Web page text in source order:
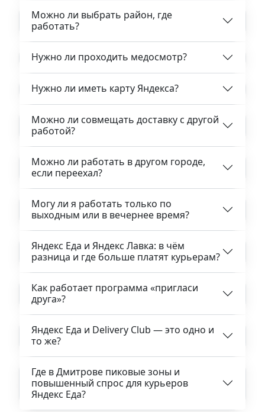
Можно ли выбрать район, где
работать?
Нужно ли проходить медосмотр?
Нужно ли иметь карту Яндекса?
Можно ли совмещать доставку с другой
работой?
Можно ли работать в другом городе,
если переехал?
Могу ли я работать только по
выходным или в вечернее время?
Яндекс Еда и Яндекс Лавка: в чём
разница и где больше платят курьерам?
Как работает программа «пригласи
друга»?
Яндекс Еда и Delivery Club — это одно и
то же?
Где в Дмитрове пиковые зоны и
повышенный спрос для курьеров
Яндекс Еда?